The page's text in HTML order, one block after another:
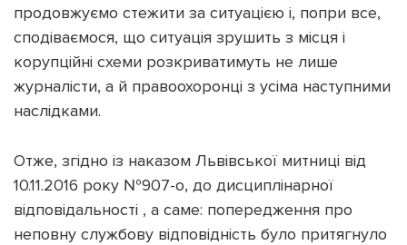
продовжуємо стежити за ситуацією і, попри все,
сподіваємося, що ситуація зрушить з місця і
корупційні схеми розкриватимуть не лише
журналісти, а й правоохоронці з усіма наступними
наслідками.
Отже, згідно із наказом Львівської митниці від
10.11.2016 року №907-о, до дисциплінарної
відповідальності , а саме: попередження про
неповну службову відповідність було притягнуло